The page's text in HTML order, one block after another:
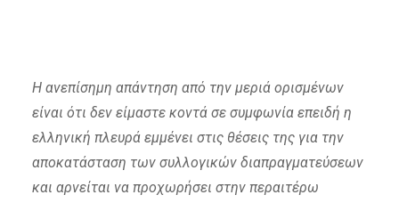
Η ανεπίσημη απάντηση από την μεριά ορισμένων
είναι ότι δεν είμαστε κοντά σε συμφωνία επειδή η
ελληνική πλευρά εμμένει στις θέσεις της για την
αποκατάσταση των συλλογικών διαπραγματεύσεων
και αρνείται να προχωρήσει στην περαιτέρω